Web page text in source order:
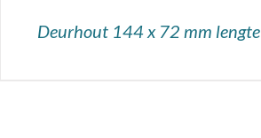
Deurhout 144 x 72 mm